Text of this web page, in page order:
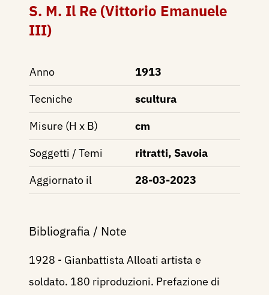
S. M. Il Re (Vittorio Emanuele
III)
Anno
1913
Tecniche
scultura
Misure (H x B)
cm
Soggetti / Temi
ritratti, Savoia
Aggiornato il
28-03-2023
Bibliografia / Note
1928 - Gianbattista Alloati artista e
soldato. 180 riproduzioni. Prefazione di